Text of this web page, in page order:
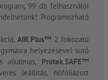
99 db felhasználói
Programozható
AIR.Plus™ 2 fokozatú
helyezésével sütő
alkalmas, Protek.SAFE™
leállítás, hőfóliázott